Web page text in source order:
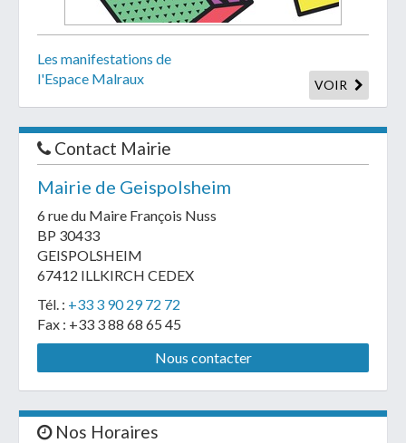
Les manifestations de
l'Espace Malraux
VOIR
Contact Mairie
Mairie de Geispolsheim
6 rue du Maire François Nuss
BP 30433
GEISPOLSHEIM
67412 ILLKIRCH CEDEX
Tél. : +33 3 90 29 72 72
Fax : +33 3 88 68 65 45
Nous contacter
Nos Horaires